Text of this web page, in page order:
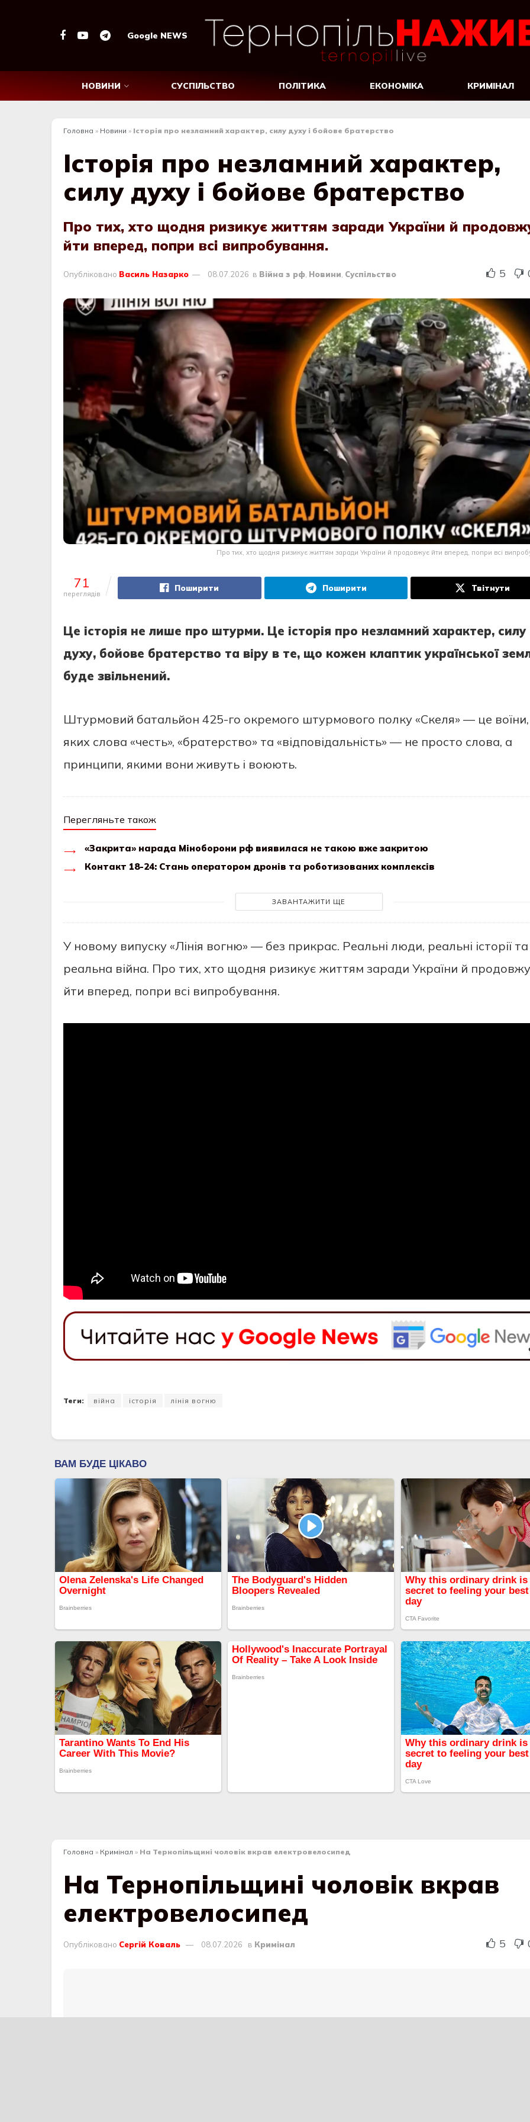
Google NEWS
НОВИНИ СУСПІЛЬСТВО ПОЛІТИКА ЕКОНОМІКА КРИМІНАЛ
Головна » Новини » Історія про незламний характер, силу духу і бойове братерство
Історія про незламний характер,
силу духу і бойове братерство
Про тих, хто щодня ризикує життям заради України й
йти вперед, попри всі випробування.
Опубліковано Василь Назарко 08.07.2026 в Війна з рф Новини Суспільство 5
Про тих, хто щодня ризикує життям заради України й продовжує йти вперед, попри всі
71
переглядів
Поширити Поширити Твітнути
Це історія не лише про штурми. Це історія про незламний характер, силу
духу, бойове братерство та віру в те, що кожен клаптик української
буде звільнений.
Штурмовий батальйон 425-го окремого штурмового полку «Скеля» — це
яких слова «честь», «братерство» та «відповідальність» — не просто слова, а
принципи, якими вони живуть і воюють.
Перегляньте також
«Закрита» нарада Міноборони рф виявилася не такою вже закритою
Контакт 18-24: Стань оператором дронів та роботизованих комплексів
ЗАВАНТАЖИТИ ЩЕ
У новому випуску «Лінія вогню» — без прикрас. Реальні люди, реальні історії та
реальна війна. Про тих, хто щодня ризикує життям заради України й
йти вперед, попри всі випробування.
Теги: війна історія лінія вогню
Головна » Кримінал » На Тернопільщині чоловік вкрав електровелосипед
На Тернопільщині чоловік вкрав
електровелосипед
Опубліковано Сергій Коваль 08.07.2026 в Кримінал 5